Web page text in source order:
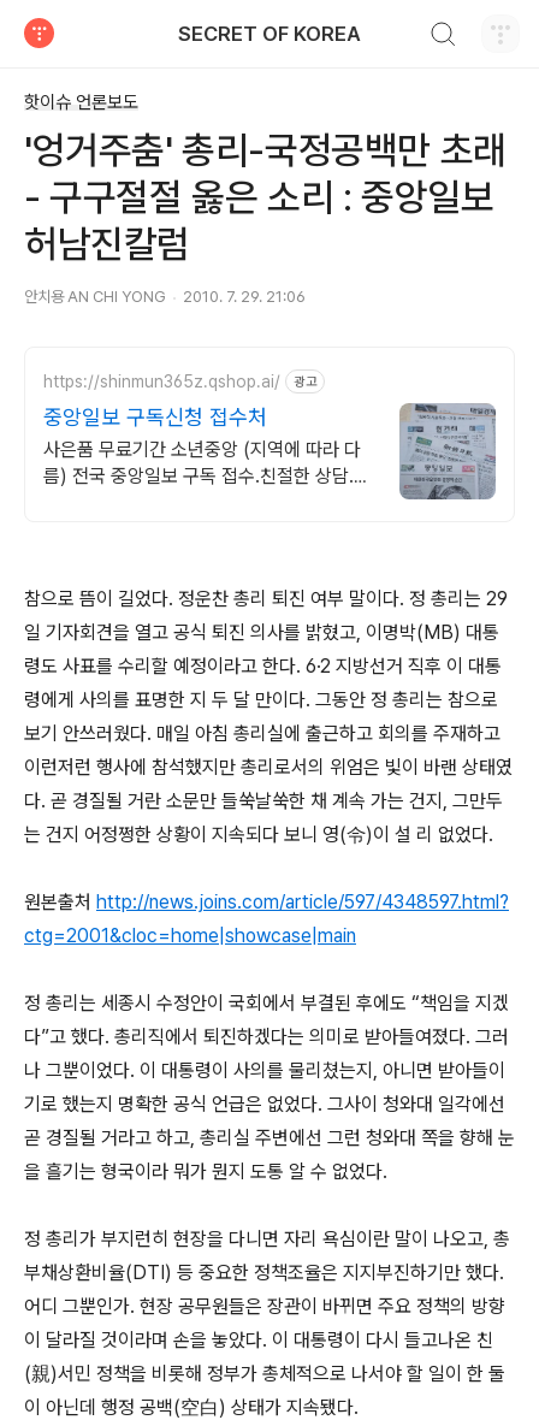
SECRET OF KOREA
핫이슈 언론보도
'엉거주춤' 총리-국정공백만 초래
- 구구절절 옳은 소리 : 중앙일보
허남진칼럼
안치용 AN CHI YONG 2010. 7. 29. 21:06
https://shinmun365z.qshop.ai/ 광고
중앙일보 구독신청 접수처
사은품 무료기간 소년중앙 (지역에 따라 다
름) 전국 중앙일보 구독 접수.친절한 상담.경
참으로 뜸이 길었다. 정운찬 총리 퇴진 여부 말이다. 정 총리는 29
일 기자회견을 열고 공식 퇴진 의사를 밝혔고, 이명박(MB) 대통
령도 사표를 수리할 예정이라고 한다. 6·2 지방선거 직후 이 대통
령에게 사의를 표명한 지 두 달 만이다. 그동안 정 총리는 참으로
보기 안쓰러웠다. 매일 아침 총리실에 출근하고 회의를 주재하고
이런저런 행사에 참석했지만 총리로서의 위엄은 빛이 바랜 상태였
다. 곧 경질될 거란 소문만 들쑥날쑥한 채 계속 가는 건지, 그만두
는 건지 어정쩡한 상황이 지속되다 보니 영(令)이 설 리 없었다.
원본출처 http://news.joins.com/article/597/4348597.html?
ctg=2001&cloc=home|showcase|main
정 총리는 세종시 수정안이 국회에서 부결된 후에도 “책임을 지겠
다”고 했다. 총리직에서 퇴진하겠다는 의미로 받아들여졌다. 그러
나 그뿐이었다. 이 대통령이 사의를 물리쳤는지, 아니면 받아들이
기로 했는지 명확한 공식 언급은 없었다. 그사이 청와대 일각에선
곧 경질될 거라고 하고, 총리실 주변에선 그런 청와대 쪽을 향해 눈
을 흘기는 형국이라 뭐가 뭔지 도통 알 수 없었다.
정 총리가 부지런히 현장을 다니면 자리 욕심이란 말이 나오고, 총
부채상환비율(DTI) 등 중요한 정책조율은 지지부진하기만 했다.
어디 그뿐인가. 현장 공무원들은 장관이 바뀌면 주요 정책의 방향
이 달라질 것이라며 손을 놓았다. 이 대통령이 다시 들고나온 친
(親)서민 정책을 비롯해 정부가 총체적으로 나서야 할 일이 한 둘
이 아닌데 행정 공백(空白) 상태가 지속됐다.